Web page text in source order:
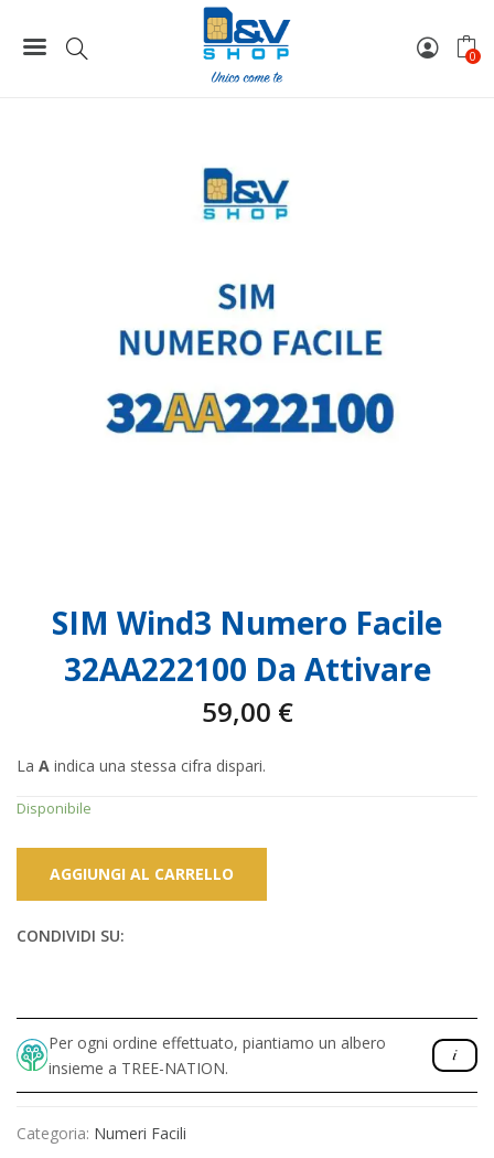
0
SIM Wind3 Numero Facile 32AA222100 Da Attivare
SIM Wind3 Numero Facile
32AA222100 Da Attivare
59,00 €
La A indica una stessa cifra dispari.
Disponibile
AGGIUNGI AL CARRELLO
CONDIVIDI SU:
Per ogni ordine effettuato, piantiamo un albero
insieme a TREE-NATION.
Categoria: Numeri Facili